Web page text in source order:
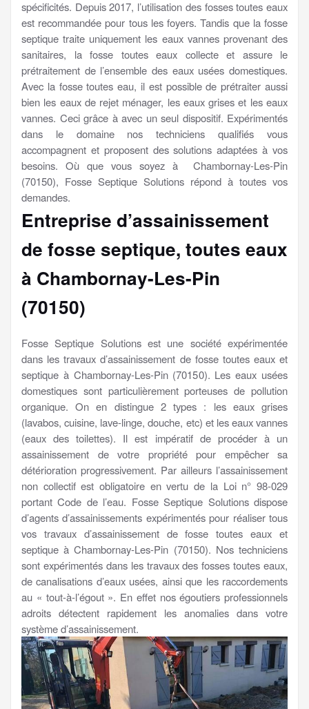
spécificités. Depuis 2017, l’utilisation des fosses toutes eaux
est recommandée pour tous les foyers. Tandis que la fosse
septique traite uniquement les eaux vannes provenant des
sanitaires, la fosse toutes eaux collecte et assure le
prétraitement de l’ensemble des eaux usées domestiques.
Avec la fosse toutes eau, il est possible de prétraiter aussi
bien les eaux de rejet ménager, les eaux grises et les eaux
vannes. Ceci grâce à avec un seul dispositif. Expérimentés
dans le domaine nos techniciens qualifiés vous
accompagnent et proposent des solutions adaptées à vos
besoins. Où que vous soyez à Chambornay-Les-Pin
(70150), Fosse Septique Solutions répond à toutes vos
demandes.
Entreprise d’assainissement
de fosse septique, toutes eaux
à Chambornay-Les-Pin
(70150)
Fosse Septique Solutions est une société expérimentée
dans les travaux d’assainissement de fosse toutes eaux et
septique à Chambornay-Les-Pin (70150). Les eaux usées
domestiques sont particulièrement porteuses de pollution
organique. On en distingue 2 types : les eaux grises
(lavabos, cuisine, lave-linge, douche, etc) et les eaux vannes
(eaux des toilettes). Il est impératif de procéder à un
assainissement de votre propriété pour empêcher sa
détérioration progressivement. Par ailleurs l’assainissement
non collectif est obligatoire en vertu de la Loi n° 98-029
portant Code de l’eau. Fosse Septique Solutions dispose
d’agents d’assainissements expérimentés pour réaliser tous
vos travaux d’assainissement de fosse toutes eaux et
septique à Chambornay-Les-Pin (70150). Nos techniciens
sont expérimentés dans les travaux des fosses toutes eaux,
de canalisations d’eaux usées, ainsi que les raccordements
au « tout-à-l’égout ». En effet nos égoutiers professionnels
adroits détectent rapidement les anomalies dans votre
système d’assainissement.